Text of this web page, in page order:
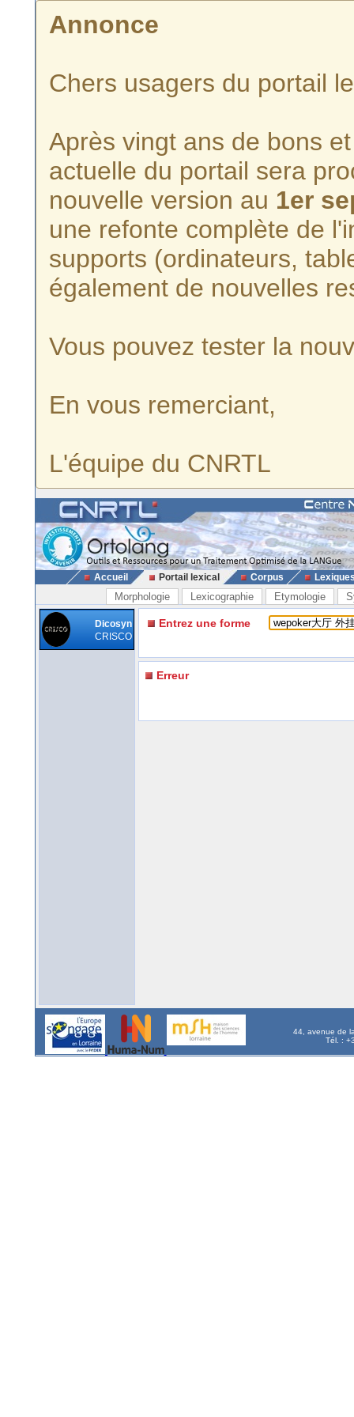
Annonce
Chers usagers du portail
Après vingt ans de bons
actuelle du portail sera
nouvelle version au 1er
une refonte complète de
supports (ordinateurs,
également de nouvelles
Vous pouvez tester la
En vous remerciant,
L'équipe du CNRTL
Accueil Portail lexical Corpus
Morphologie Lexicographie Etymologie
Dicosyn
CRISCO
Entrez une forme
Erreur
44, avenue de
Tél. :